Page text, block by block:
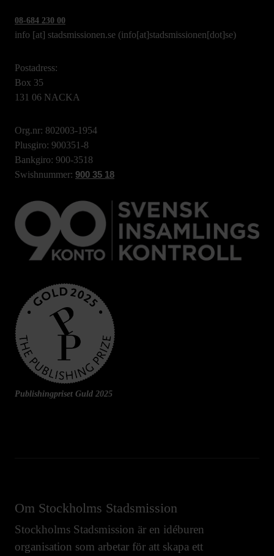
08-684 230 00
info [at] stadsmissionen.se (info[at]stadsmissionen[dot]se)
Postadress:
Box 35
131 06 NACKA
Org.nr: 802003-1954
Plusgiro: 900351-8
Bankgiro: 900-3518
Swishnummer: 900 35 18
Publishingpriset Guld 2025
Om Stockholms Stadsmission
Stockholms Stadsmission är en idéburen
organisation som arbetar för att skapa ett